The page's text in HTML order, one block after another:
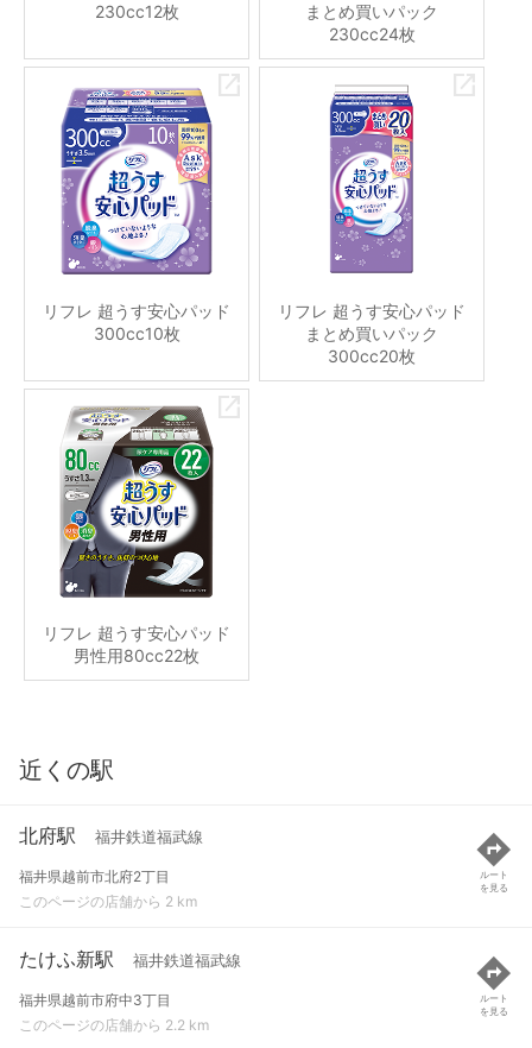
230cc12枚
まとめ買いパック
230cc24枚
リフレ 超うす安心パッド
300cc10枚
リフレ 超うす安心パッド
まとめ買いパック
300cc20枚
リフレ 超うす安心パッド
男性用80cc22枚
近くの駅
北府駅 福井鉄道福武線
福井県越前市北府2丁目
このページの店舗から 2 km
ルート
を見る
たけふ新駅 福井鉄道福武線
福井県越前市府中3丁目
このページの店舗から 2.2 km
ルート
を見る